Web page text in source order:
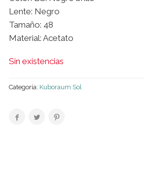
Lente: Negro
Tamaño: 48
Material: Acetato
Sin existencias
Categoría: Kuboraum Sol